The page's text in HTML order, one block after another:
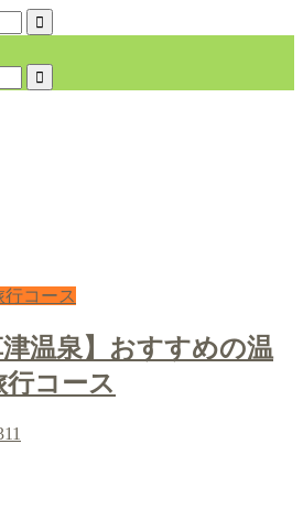
行コース
津温泉】おすすめの温
コース